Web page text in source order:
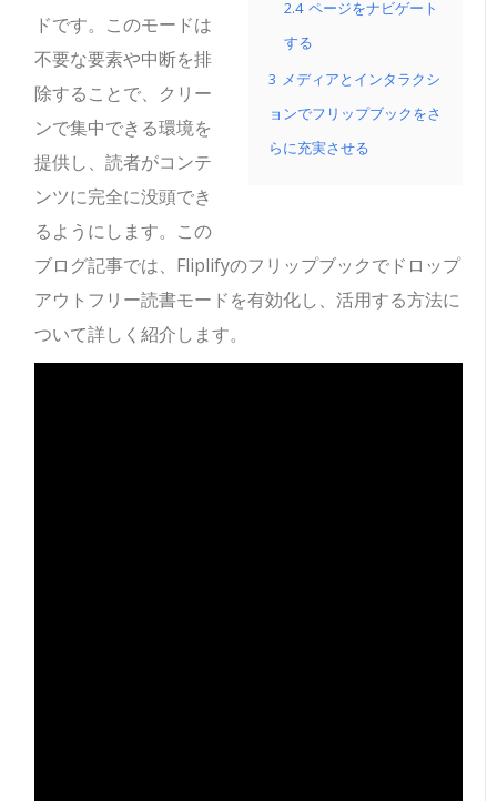
2.4 ページをナビゲート
する
3 メディアとインタラクシ
ョンでフリップブックをさ
らに充実させる
ドです。このモードは
不要な要素や中断を排
除することで、クリー
ンで集中できる環境を
提供し、読者がコンテ
ンツに完全に没頭でき
るようにします。この
ブログ記事では、Fliplifyのフリップブックでドロップ
アウトフリー読書モードを有効化し、活用する方法に
ついて詳しく紹介します。